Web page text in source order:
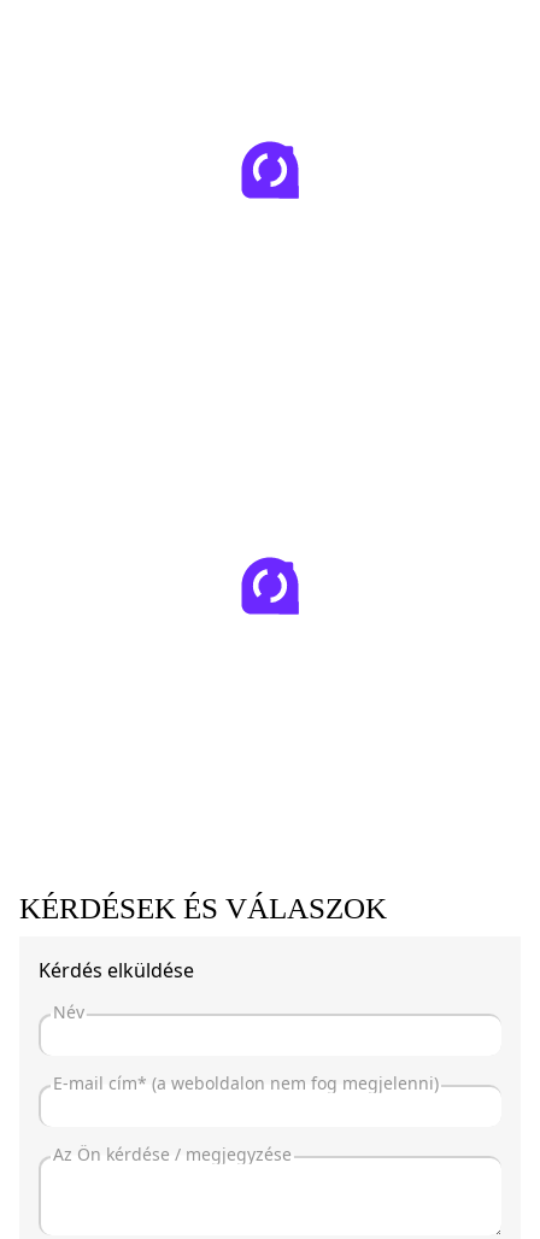
KÉRDÉSEK ÉS VÁLASZOK
Kérdés elküldése